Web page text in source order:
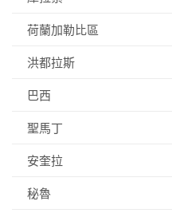
荷蘭加勒比區
洪都拉斯
巴西
聖馬丁
安奎拉
秘魯